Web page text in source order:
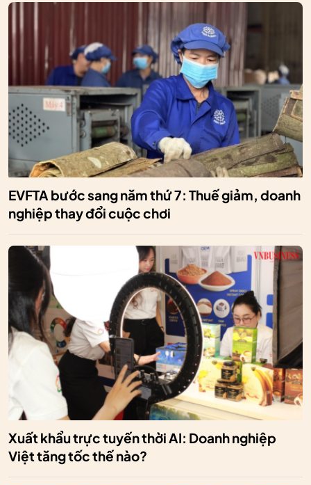
EVFTA bước sang năm thứ 7: Thuế giảm, doanh
nghiệp thay đổi cuộc chơi
Xuất khẩu trực tuyến thời AI: Doanh nghiệp
Việt tăng tốc thế nào?